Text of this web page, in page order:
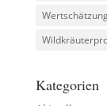
Kategorien